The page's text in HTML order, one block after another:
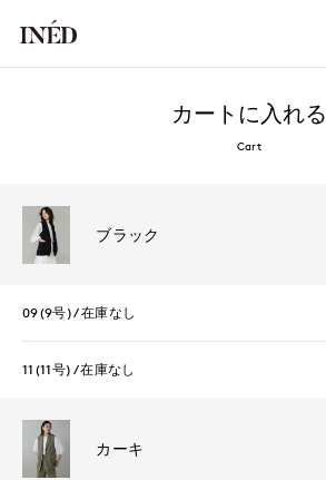
カートに入れる
Cart
ブラック
09(9号) 在庫なし
11(11号) 在庫なし
カーキ